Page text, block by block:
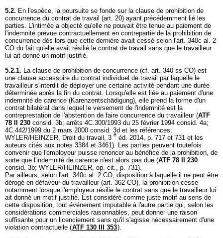
5.2. En l'espèce, la poursuite se fonde sur la clause de prohibition de
concurrence du contrat de travail (art. 20) ayant précédemment lié les
parties. L'intimée a objecté qu'elle ne pouvait être tenue au paiement de
l'indemnité prévue contractuellement en contrepartie de la prohibition de
concurrence dès lors que cette dernière avait cessé selon l'art. 340c al. 2
CO du fait qu'elle avait résilié le contrat de travail sans que le travailleur
lui ait donné un motif justifié.
5.2.1. La clause de prohibition de concurrence (cf. art. 340 ss CO) est
une clause accessoire du contrat individuel de travail par laquelle le
travailleur s'interdit de déployer une certaine activité pendant une durée
déterminée après la fin du contrat. Lorsqu'elle est liée au paiement d'une
indemnité de carence (Karenzentschädigung), elle prend la forme d'un
contrat bilatéral dans lequel le versement de l'indemnité est la
contreprestation de l'abstention de faire concurrence du travailleur (ATF
78 II 230 consid. 3b; arrêts 4C.300/1993 du 25 février 1994 consid. 4a;
4C.442/1999 du 2 mars 2000 consid. 3d et les références;
WYLER/HEINZER, Droit du travail, 3 e éd. 2014, p. 717 et 731 et les
auteurs cités aux notes 3384 et 3461). Les parties peuvent toutefois
convenir que l'employeur puisse renoncer au bénéfice de la prohibition, de
sorte que l'indemnité de carence n'est alors pas due (ATF 78 II 230
consid. 3b; WYLER/HEINZER, op. cit., p. 731).
Par ailleurs, selon l'art. 340c al. 2 CO, disposition à laquelle il ne peut être
dérogé en défaveur du travailleur (art. 362 CO), la prohibition cesse
notamment lorsque l'employeur résilie le contrat sans que le travailleur lui
ait donné un motif justifié. Est considéré comme juste motif au sens de
cette disposition, tout événement imputable à l'autre partie qui, selon les
considérations commerciales raisonnables, peut donner une raison
suffisante pour un licenciement sans qu'il s'agisse nécessairement d'une
violation contractuelle (ATF 130 III 353).